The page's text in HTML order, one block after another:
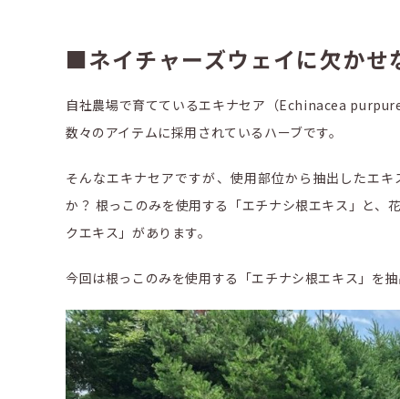
■ネイチャーズウェイに欠かせ
自社農場で育てているエキナセア（Echinacea
数々のアイテムに採用されているハーブです。
そんなエキナセアですが、使用部位から抽出したエ
か？ 根っこのみを使用する「エチナシ根エキス」と、
クエキス」があります。
今回は根っこのみを使用する「エチナシ根エキス」を